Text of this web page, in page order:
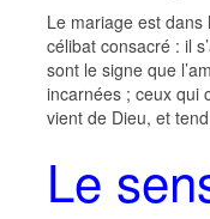
Le mariage est dans
célibat consacré : il
sont le signe que
incarnées ; ceux qui
vient de Dieu, et
Le